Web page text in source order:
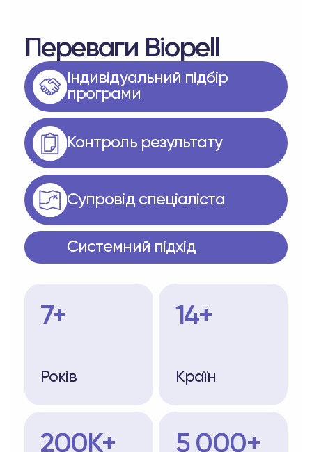
Переваги Biopell
Індивідуальний підбір
програми
Контроль результату
Супровід спеціаліста
Системний підхід
7+
Років
14+
Країн
200K+ 5 000+